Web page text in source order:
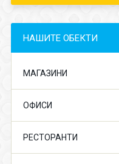
НАШИТЕ ОБЕКТИ
МАГАЗИНИ
ОФИСИ
РЕСТОРАНТИ